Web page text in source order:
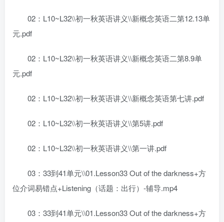
02：L10~L32\\初一秋英语讲义\\新概念英语二第12.13单
元.pdf
02：L10~L32\\初一秋英语讲义\\新概念英语二第8.9单
元.pdf
02：L10~L32\\初一秋英语讲义\\新概念英语第七讲.pdf
02：L10~L32\\初一秋英语讲义\\第5讲.pdf
02：L10~L32\\初一秋英语讲义\\第一讲.pdf
03：33到41单元\\01.Lesson33 Out of the darkness+方
位介词易错点+Listening（话题：出行）-辅导.mp4
03：33到41单元\\01.Lesson33 Out of the darkness+方